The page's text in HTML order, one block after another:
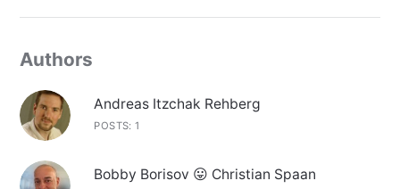
Authors
Andreas Itzchak Rehberg
POSTS: 1
Bobby Borisov 😛 Christian Spaan